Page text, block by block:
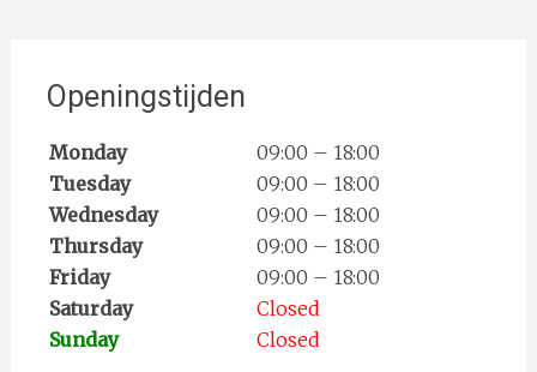
Openingstijden
Monday
09:00 – 18:00
Tuesday
09:00 – 18:00
Wednesday
09:00 – 18:00
Thursday
09:00 – 18:00
Friday
09:00 – 18:00
Saturday
Closed
Sunday
Closed